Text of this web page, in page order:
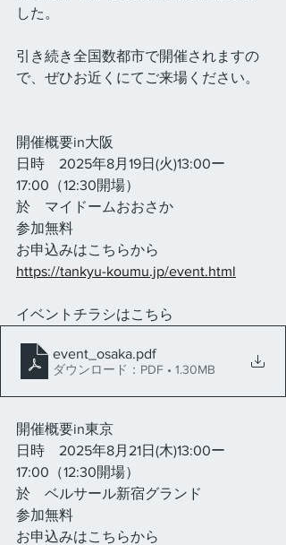
した。
引き続き全国数都市で開催されますの
で、ぜひお近くにてご来場ください。
開催概要in大阪
日時　2025年8月19日(火)13:00ー
17:00（12:30開場）
於　マイドームおおさか
参加無料
お申込みはこちらから
https://tankyu-koumu.jp/event.html
イベントチラシはこちら
event_osaka.pdf
ダウンロード：PDF • 1.30MB
開催概要in東京
日時　2025年8月21日(木)13:00ー
17:00（12:30開場）
於　ベルサール新宿グランド
参加無料
お申込みはこちらから